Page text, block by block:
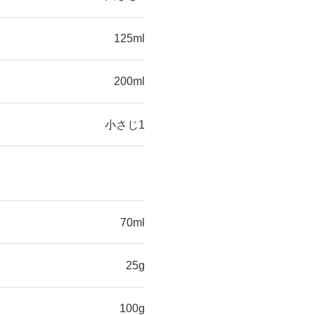
125ml
200ml
小さじ1
70ml
25g
100g